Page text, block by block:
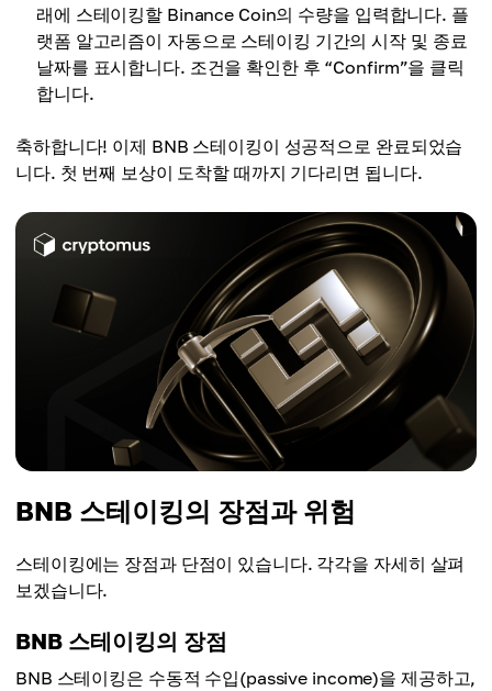
래에 스테이킹할 Binance Coin의 수량을 입력합니다. 플
랫폼 알고리즘이 자동으로 스테이킹 기간의 시작 및 종료
날짜를 표시합니다. 조건을 확인한 후 “Confirm”을 클릭
합니다.
축하합니다! 이제 BNB 스테이킹이 성공적으로 완료되었습
니다. 첫 번째 보상이 도착할 때까지 기다리면 됩니다.
BNB 스테이킹의 장점과 위험
스테이킹에는 장점과 단점이 있습니다. 각각을 자세히 살펴
보겠습니다.
BNB 스테이킹의 장점
BNB 스테이킹은 수동적 수입(passive income)을 제공하고,